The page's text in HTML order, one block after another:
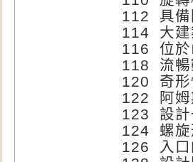
112 具備
114 大建
116 位於
118 流暢
120 奇形
122 阿姆
123 設計
124 螺旋
126 入口